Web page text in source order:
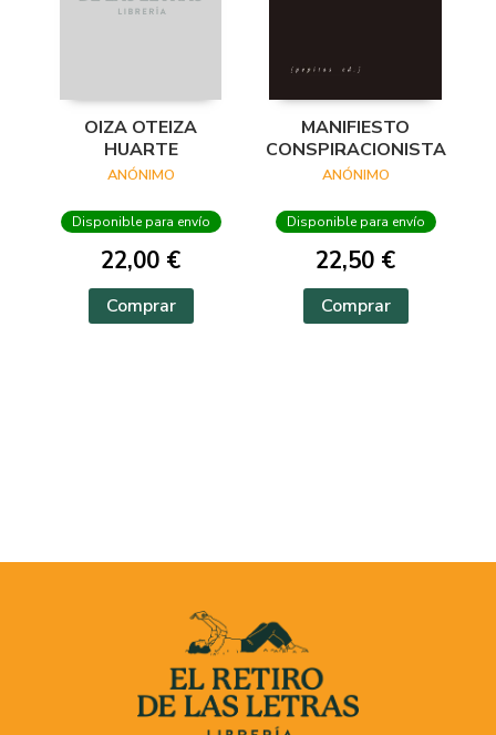
OIZA OTEIZA
HUARTE
ANÓNIMO
Disponible para envío
22,00 €
Comprar
MANIFIESTO
CONSPIRACIONISTA
ANÓNIMO
Disponible para envío
22,50 €
Comprar